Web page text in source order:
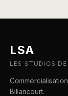
LSA
LES STUDIOS
Billancourt.